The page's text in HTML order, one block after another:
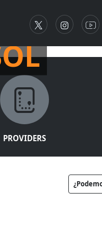
PROVIDERS